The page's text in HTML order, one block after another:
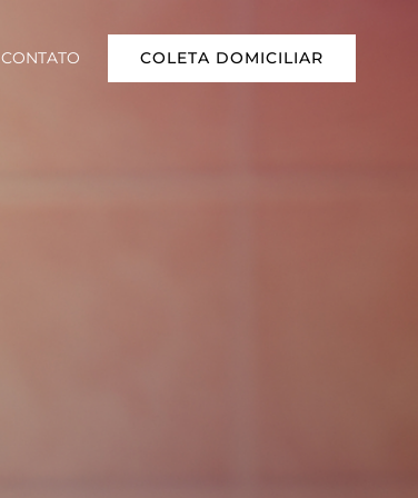
CONTATO COLETA DOMICILIAR